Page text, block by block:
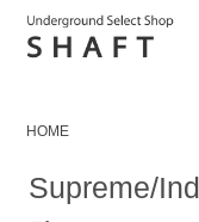
HOME
Supreme/